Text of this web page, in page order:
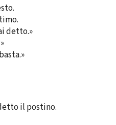
detto.»
il postino.